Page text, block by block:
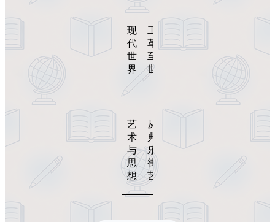
现
代
世
界
工业
革命
至21
世纪
技、
主、
艺
术
与
思
想
从古
典音
乐到
街头
艺术
文化
的时